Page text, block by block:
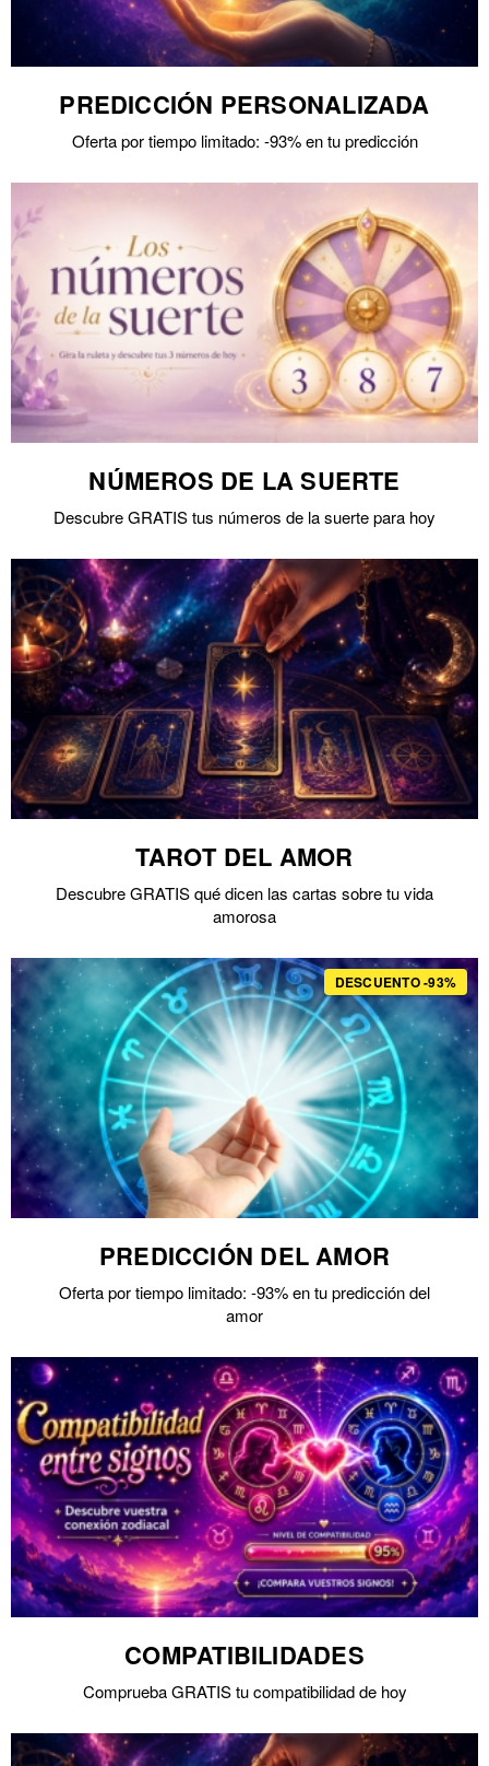
PREDICCIÓN PERSONALIZADA
Oferta por tiempo limitado: -93% en tu predicción
NÚMEROS DE LA SUERTE
Descubre GRATIS tus números de la suerte para hoy
TAROT DEL AMOR
Descubre GRATIS qué dicen las cartas sobre tu vida
amorosa
DESCUENTO -93%
PREDICCIÓN DEL AMOR
Oferta por tiempo limitado: -93% en tu predicción del
amor
COMPATIBILIDADES
Comprueba GRATIS tu compatibilidad de hoy